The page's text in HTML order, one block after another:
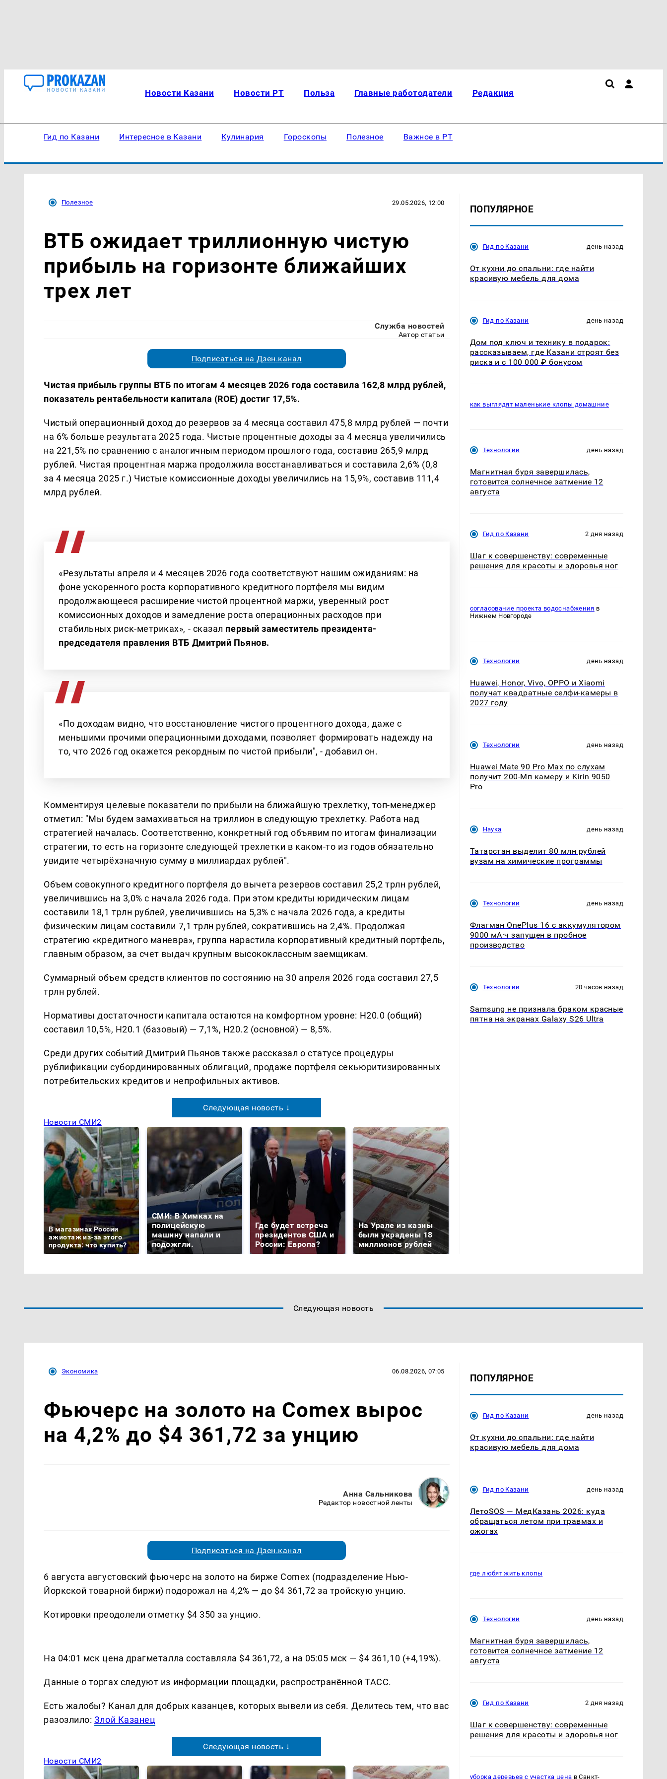
Новости Казани Новости РТ Польза Главные работодатели Редакция
Гид по Казани Интересное в Казани Кулинария Гороскопы Полезное Важное в РТ
Полезное 29.05.2026, 12:00
ВТБ ожидает триллионную чистую
прибыль на горизонте ближайших
трех лет
Служба новостей
Автор статьи
Подписаться на Дзен.канал
Чистая прибыль группы ВТБ по итогам 4 месяцев 2026 года составила 162,8 млрд рублей,
показатель рентабельности капитала (ROE) достиг 17,5%.
Чистый операционный доход до резервов за 4 месяца составил 475,8 млрд рублей — почти
на 6% больше результата 2025 года. Чистые процентные доходы за 4 месяца увеличились
на 221,5% по сравнению с аналогичным периодом прошлого года, составив 265,9 млрд
рублей. Чистая процентная маржа продолжила восстанавливаться и составила 2,6% (0,8
за 4 месяца 2025 г.) Чистые комиссионные доходы увеличились на 15,9%, составив 111,4
млрд рублей.
«Результаты апреля и 4 месяцев 2026 года соответствуют нашим ожиданиям: на
фоне ускоренного роста корпоративного кредитного портфеля мы видим
продолжающееся расширение чистой процентной маржи, уверенный рост
комиссионных доходов и замедление роста операционных расходов при
стабильных риск-метриках», - сказал первый заместитель президента-
председателя правления ВТБ Дмитрий Пьянов.
«По доходам видно, что восстановление чистого процентного дохода, даже с
меньшими прочими операционными доходами, позволяет формировать надежду на
то, что 2026 год окажется рекордным по чистой прибыли", - добавил он.
Комментируя целевые показатели по прибыли на ближайшую трехлетку, топ-менеджер
отметил: "Мы будем замахиваться на триллион в следующую трехлетку. Работа над
стратегией началась. Соответственно, конкретный год объявим по итогам финализации
стратегии, то есть на горизонте следующей трехлетки в каком-то из годов обязательно
увидите четырёхзначную сумму в миллиардах рублей".
Объем совокупного кредитного портфеля до вычета резервов составил 25,2 трлн рублей,
увеличившись на 3,0% с начала 2026 года. При этом кредиты юридическим лицам
составили 18,1 трлн рублей, увеличившись на 5,3% с начала 2026 года, а кредиты
физическим лицам составили 7,1 трлн рублей, сократившись на 2,4%. Продолжая
стратегию «кредитного маневра», группа нарастила корпоративный кредитный портфель,
главным образом, за счет выдач крупным высококлассным заемщикам.
Суммарный объем средств клиентов по состоянию на 30 апреля 2026 года составил 27,5
трлн рублей.
Нормативы достаточности капитала остаются на комфортном уровне: Н20.0 (общий)
составил 10,5%, Н20.1 (базовый) — 7,1%, Н20.2 (основной) — 8,5%.
Среди других событий Дмитрий Пьянов также рассказал о статусе процедуры
рублификации субординированных облигаций, продаже портфеля секьюритизированных
потребительских кредитов и непрофильных активов.
Следующая новость ↓
Новости СМИ2
В магазинах России
ажиотаж из-за этого
продукта: что купить?
СМИ: В Химках на
полицейскую
машину напали и
подожгли.
Где будет встреча
президентов США и
России: Европа?
На Урале из казны
были украдены 18
миллионов рублей
ПОПУЛЯРНОЕ
Гид по Казани день назад
От кухни до спальни: где найти
красивую мебель для дома
Гид по Казани день назад
Дом под ключ и технику в подарок:
рассказываем, где Казани строят без
риска и с 100 000 ₽ бонусом
как выглядят маленькие клопы домашние
Технологии день назад
Магнитная буря завершилась,
готовится солнечное затмение 12
августа
Гид по Казани 2 дня назад
Шаг к совершенству: современные
решения для красоты и здоровья ног
согласование проекта водоснабжения в
Нижнем Новгороде
Технологии день назад
Huawei, Honor, Vivo, OPPO и Xiaomi
получат квадратные селфи-камеры в
2027 году
Технологии день назад
Huawei Mate 90 Pro Max по слухам
получит 200-Мп камеру и Kirin 9050
Pro
Наука день назад
Татарстан выделит 80 млн рублей
вузам на химические программы
Технологии день назад
Флагман OnePlus 16 с аккумулятором
9000 мА·ч запущен в пробное
производство
Технологии 20 часов назад
Samsung не признала браком красные
пятна на экранах Galaxy S26 Ultra
Следующая новость
Экономика 06.08.2026, 07:05
Фьючерс на золото на Comex вырос
на 4,2% до $4 361,72 за унцию
Анна Сальникова
Редактор новостной ленты
Подписаться на Дзен.канал
6 августа августовский фьючерс на золото на бирже Comex (подразделение Нью-
Йоркской товарной биржи) подорожал на 4,2% — до $4 361,72 за тройскую унцию.
Котировки преодолели отметку $4 350 за унцию.
На 04:01 мск цена драгметалла составляла $4 361,72, а на 05:05 мск — $4 361,10 (+4,19%).
Данные о торгах следуют из информации площадки, распространённой ТАСС.
Есть жалобы? Канал для добрых казанцев, которых вывели из себя. Делитеcь тем, что вас
разозлило: Злой Казанец
Следующая новость ↓
Новости СМИ2
ПОПУЛЯРНОЕ
Гид по Казани день назад
От кухни до спальни: где найти
красивую мебель для дома
Гид по Казани день назад
ЛетоSOS — МедКазань 2026: куда
обращаться летом при травмах и
ожогах
где любят жить клопы
Технологии день назад
Магнитная буря завершилась,
готовится солнечное затмение 12
августа
Гид по Казани 2 дня назад
Шаг к совершенству: современные
решения для красоты и здоровья ног
уборка деревьев с участка цена в Санкт-